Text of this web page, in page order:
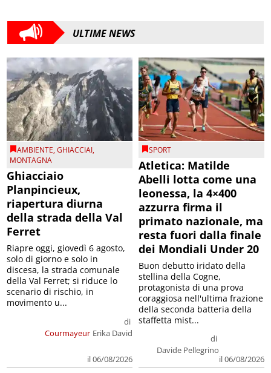
ULTIME NEWS
AMBIENTE,GHIACCIAI,
MONTAGNA
Ghiacciaio
Planpincieux,
riapertura diurna
della strada della Val
Ferret
Courmayeur
di
Erika David
il 06/08/2026
Riapre oggi, giovedì 6 agosto,
solo di giorno e solo in
discesa, la strada comunale
della Val Ferret; si riduce lo
scenario di rischio, in
movimento u...
SPORT
Atletica: Matilde
Abelli lotta come una
leonessa, la 4×400
azzurra firma il
primato nazionale, ma
resta fuori dalla finale
dei Mondiali Under 20
di
Davide Pellegrino
il 06/08/2026
Buon debutto iridato della
stellina della Cogne,
protagonista di una prova
coraggiosa nell'ultima frazione
della seconda batteria della
staffetta mist...